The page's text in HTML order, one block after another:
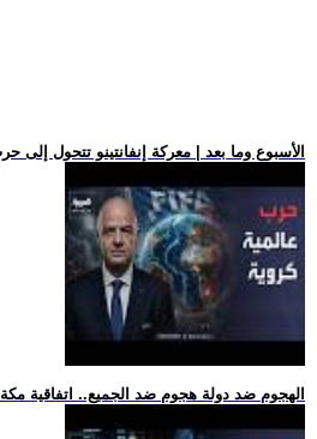
.. الأسبوع وما بعد | معركة إنفانتينو تتحول إلى
.. الهجوم ضد دولة هجوم ضد الجميع.. اتفاقية